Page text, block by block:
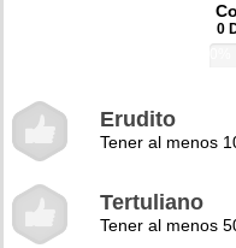
0
Erudito
Tener al menos
Tertuliano
Tener al menos